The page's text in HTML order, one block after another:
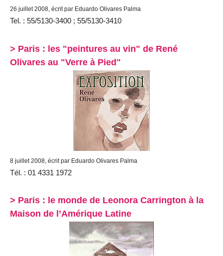
26 juillet 2008, écrit par Eduardo Olivares Palma
Tel. : 55/5130-3400 ; 55/5130-3410
> Paris : les "peintures au vin" de René
Olivares au "Verre à Pied"
8 juillet 2008, écrit par Eduardo Olivares Palma
Tél. : 01 4331 1972
> Paris : le monde de Leonora Carrington à la
Maison de l’Amérique Latine